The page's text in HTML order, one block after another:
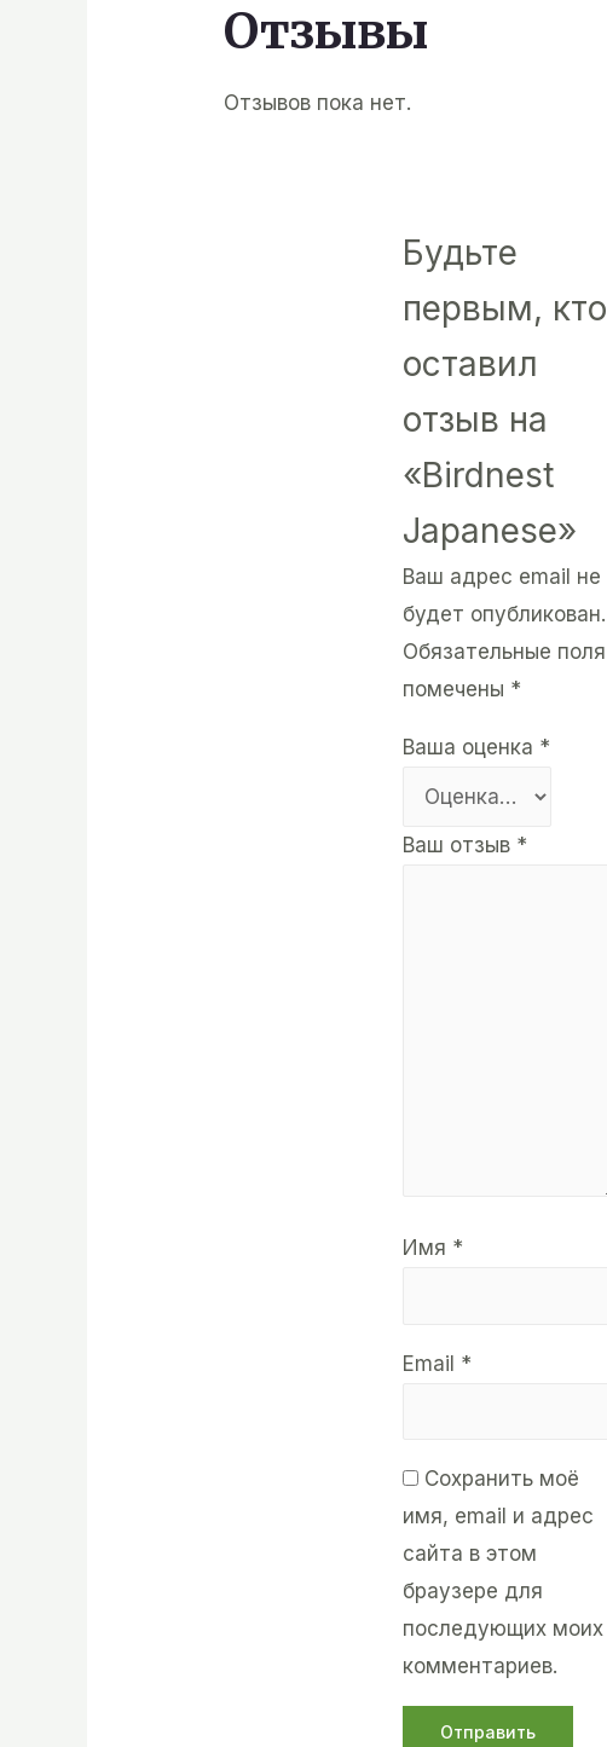
Отзывы
Отзывов пока нет.
Будьте
первым, кто
оставил
отзыв на
«Birdnest
Japanese»
Ваш адрес email не
будет опубликован.
Обязательные поля
помечены *
Ваша оценка *
Ваш отзыв *
Имя *
Email *
Сохранить моё
имя, email и адрес
сайта в этом
браузере для
последующих моих
комментариев.